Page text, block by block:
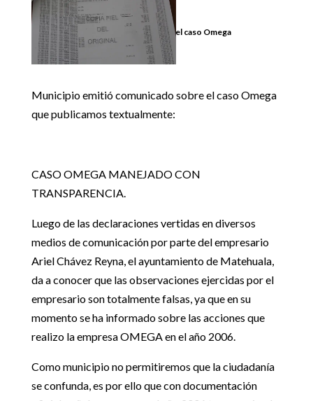
 Inicio 5 Uncategorized 5
Municipio emite comunicado sobre el caso Omega
Uncategorized
Municipio emitió comunicado sobre el caso Omega
que publicamos textualmente:
CASO OMEGA MANEJADO CON
TRANSPARENCIA.
Luego de las declaraciones vertidas en diversos
medios de comunicación por parte del empresario
Ariel Chávez Reyna, el ayuntamiento de Matehuala,
da a conocer que las observaciones ejercidas por el
empresario son totalmente falsas, ya que en su
momento se ha informado sobre las acciones que
realizo la empresa OMEGA en el año 2006.
Como municipio no permitiremos que la ciudadanía
se confunda, es por ello que con documentación